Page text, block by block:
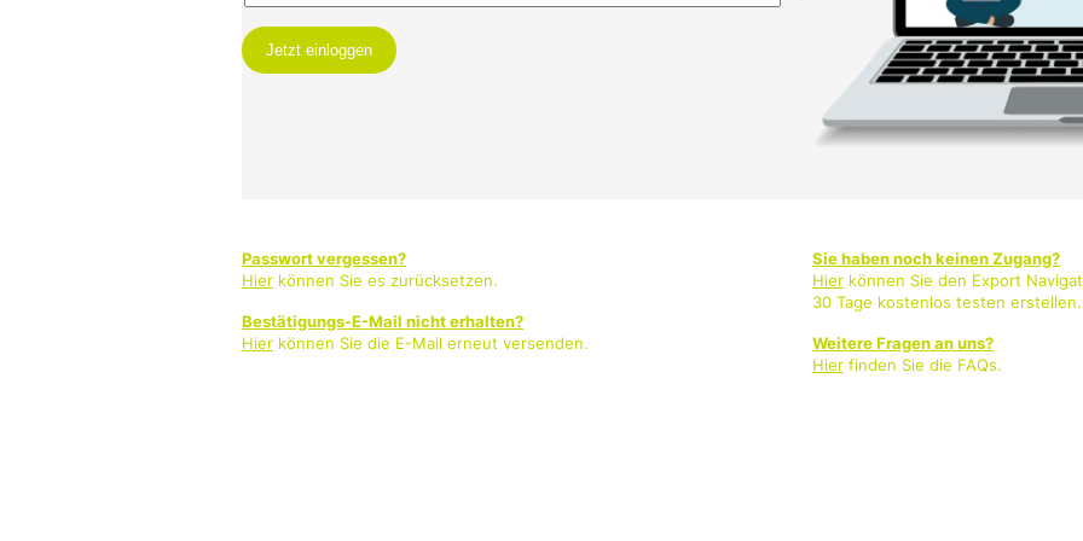
Passwort vergessen?
Hier können Sie es zurücksetzen.
Bestätigungs-E-Mail nicht erhalten?
Hier können Sie die E-Mail erneut versenden.
Sie haben noch keinen Zugang?
Hier können Sie den Export
30 Tage kostenlos testen erstellen.
Weitere Fragen an uns?
Hier finden Sie die FAQs.